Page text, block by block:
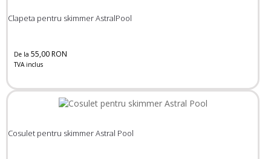
Clapeta pentru skimmer AstralPool
De la 55,00 RON
TVA inclus
Cosulet pentru skimmer Astral Pool